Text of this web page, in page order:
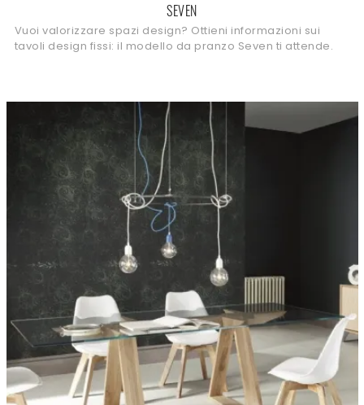
SEVEN
Vuoi valorizzare spazi design? Ottieni informazioni sui
tavoli design fissi: il modello da pranzo Seven ti attende.